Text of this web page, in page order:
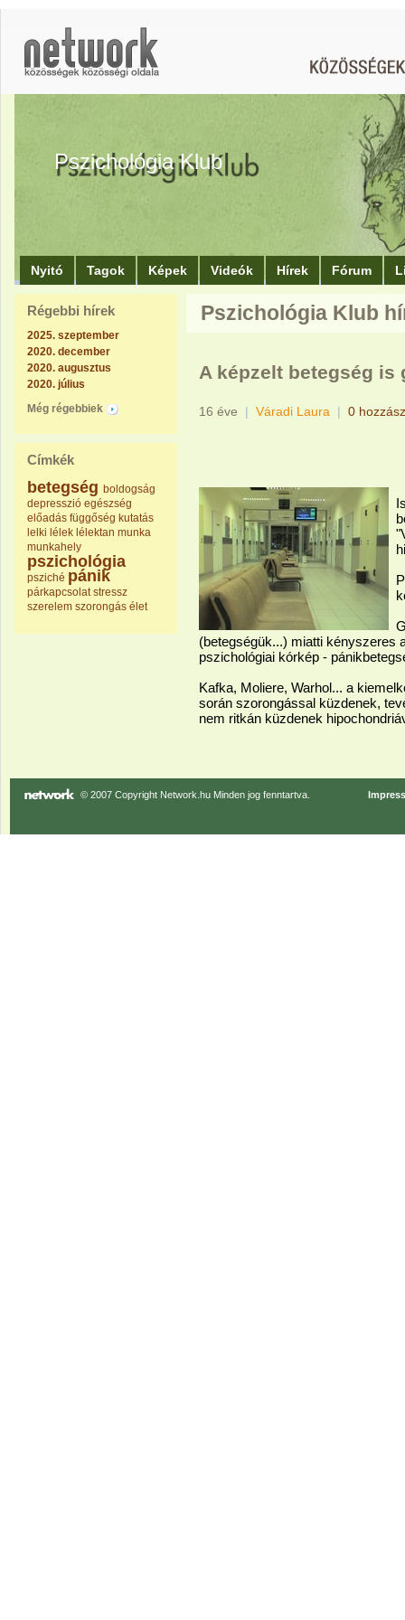
Pszichológia Klub
Nyitó Tagok Képek Videók Hírek Fórum
Régebbi hírek
2025. szeptember
2020. december
2020. augusztus
2020. július
Még régebbiek
Címkék
betegség boldogság
depresszió egészség
előadás függőség kutatás
lelki lélek lélektan munka
munkahely
pszichológia
psziché pánik
párkapcsolat stressz
szerelem szorongás élet
Pszichológia Klub
A képzelt betegség
16 éve | Váradi Laura | 0
(betegségük...) miatti kényszeres
pszichológiai kórkép -
Kafka, Moliere, Warhol... a
során szorongással küzdenek,
nem ritkán küzdenek
© 2007 Copyright Network.hu Minden jog fenntartva.